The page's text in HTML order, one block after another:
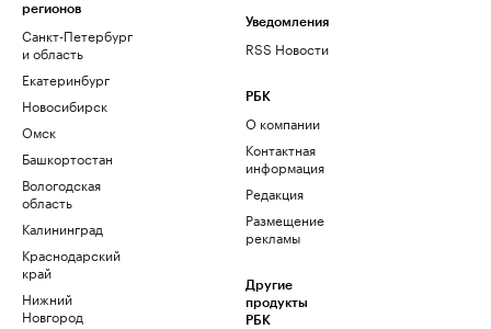
регионов
Санкт-Петербург
и область
Екатеринбург
Новосибирск
Омск
Башкортостан
Вологодская
область
Калининград
Краснодарский
край
Нижний
Новгород
Уведомления
RSS Новости
РБК
О компании
Контактная
информация
Редакция
Размещение
рекламы
Другие
продукты
РБК